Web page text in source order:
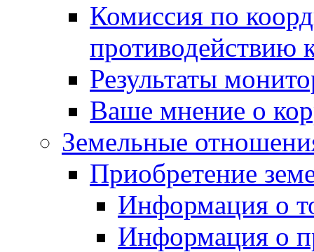
Комиссия по
противодействию
Результаты
Ваше мнение о
Земельные
Приобретение
Информация о
Информация о